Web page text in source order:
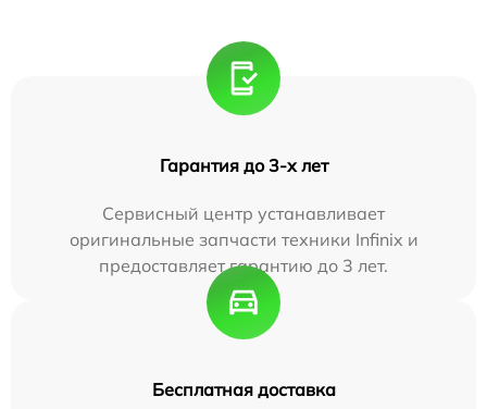
Гарантия до 3-х лет
Сервисный центр устанавливает
оригинальные запчасти техники Infinix и
предоставляет гарантию до 3 лет.
Бесплатная доставка